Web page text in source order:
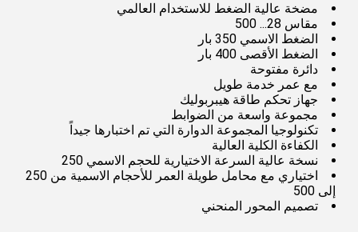
مضخة عالية الضغط للاستخدام العالمي
مقاس 28... 500
الضغط الاسمي 350 بار
الضغط الأقصى 400 بار
دائرة مفتوحة
مع عمر خدمة طويل
جهاز تحكم طاقة هيبربوليك
مجموعة واسعة من الضوابط
تكنولوجيا المجموعة الدوارة التي تم اختبارها جيداً
الكفاءة الكلية العالية
نسخة عالية السرعة الاختيارية للحجم الاسمي 250
اختياري مع محامل طويلة العمر للأحجام الاسمية من 250
إلى 500
تصميم المحور المنحني